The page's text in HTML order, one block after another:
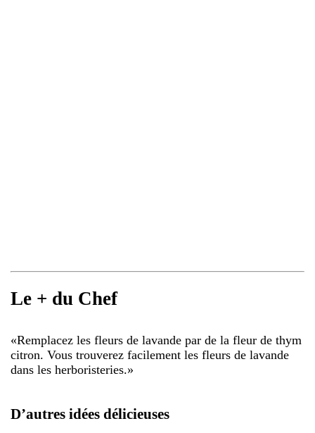
Le + du Chef
«Remplacez les fleurs de lavande par de la fleur de thym
citron. Vous trouverez facilement les fleurs de lavande
dans les herboristeries.»
D’autres idées délicieuses